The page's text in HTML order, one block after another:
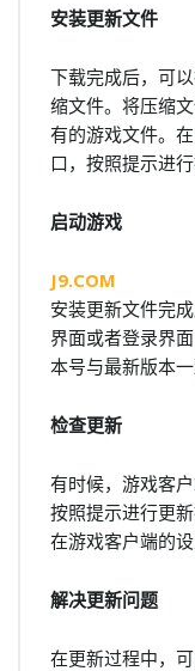
安装更新文件
下载完成后，可
缩文件。将压缩
有的游戏文件。
口，按照提示进行
启动游戏
J9.COM
安装更新文件完
界面或者登录界
本号与最新版本一
检查更新
有时候，游戏客
按照提示进行更
在游戏客户端的
解决更新问题
在更新过程中，